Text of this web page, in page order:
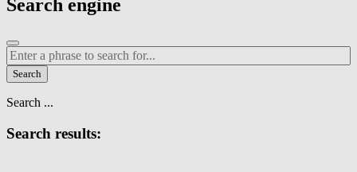
Search engine
Enter a search term
Search
Search ...
Search results: